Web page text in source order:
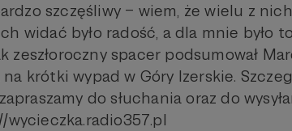
szczęśliwy – wiem, że wielu z
widać było radość, a dla mnie było
zeszłoroczny spacer podsumował
krótki wypad w Góry Izerskie.
do słuchania oraz do